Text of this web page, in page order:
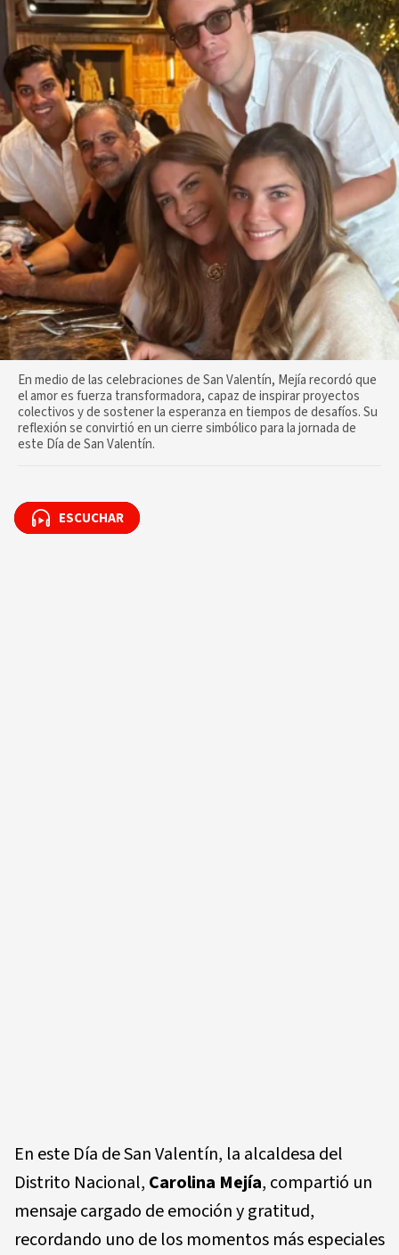
En medio de las celebraciones de San Valentín, Mejía recordó que
el amor es fuerza transformadora, capaz de inspirar proyectos
colectivos y de sostener la esperanza en tiempos de desafíos. Su
reflexión se convirtió en un cierre simbólico para la jornada de
este Día de San Valentín.
ESCUCHAR
ESCUCHAR
En este Día de San Valentín, la alcaldesa del
Distrito Nacional, Carolina Mejía, compartió un
mensaje cargado de emoción y gratitud,
recordando uno de los momentos más especiales